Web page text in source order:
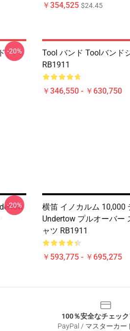
￥354,525 $24.45
、バ
-20%
Tool バンド Toolバンド
RB1911
￥346,550 - ￥630,750
-20%
横笛 イノカルム 10,000
Undertow プルオーバー
ャツ RB1911
￥593,775 - ￥695,275
100％安全なチェック
PayPal / マスターカー